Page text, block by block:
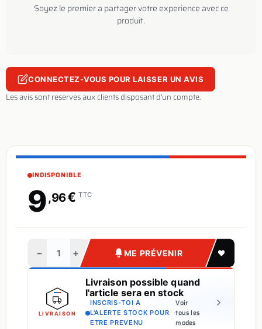
Soyez le premier a partager votre experience avec ce
produit.
CONNECTEZ-VOUS POUR LAISSER UN AVIS
Les avis sont reserves aux clients disposant d'un compte.
INDISPONIBLE
9,96€ TTC
− + ME PRÉVENIR
LIVRAISON
Livraison possible quand
l'article sera en stock
INSCRIS-TOI A
L'ALERTE STOCK POUR
ETRE PREVENU
·
Voir
tous les
modes